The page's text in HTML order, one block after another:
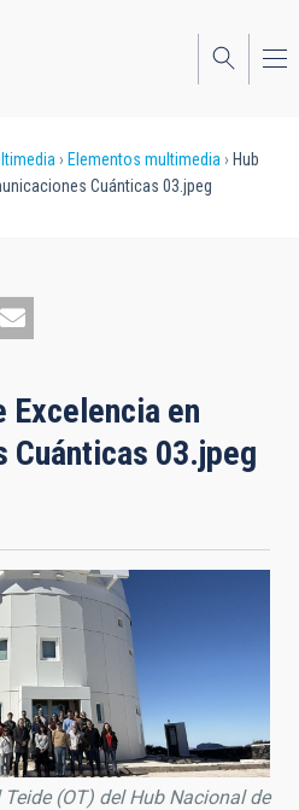
Elementos multimedia
Hub
Cuánticas 03.jpeg
Excelencia en
Cuánticas 03.jpeg
(OT) del Hub Nacional de